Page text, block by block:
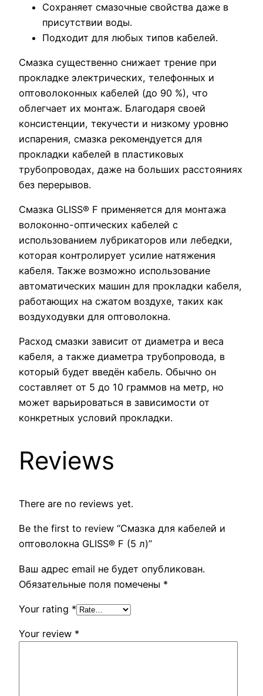
Сохраняет смазочные свойства даже в
присутствии воды.
Подходит для любых типов кабелей.
Смазка существенно снижает трение при
прокладке электрических, телефонных и
оптоволоконных кабелей (до 90 %), что
облегчает их монтаж. Благодаря своей
консистенции, текучести и низкому уровню
испарения, смазка рекомендуется для
прокладки кабелей в пластиковых
трубопроводах, даже на больших расстояниях
без перерывов.
Смазка GLISS® F применяется для монтажа
волоконно-оптических кабелей с
использованием лубрикаторов или лебедки,
которая контролирует усилие натяжения
кабеля. Также возможно использование
автоматических машин для прокладки кабеля,
работающих на сжатом воздухе, таких как
воздуходувки для оптоволокна.
Расход смазки зависит от диаметра и веса
кабеля, а также диаметра трубопровода, в
который будет введён кабель. Обычно он
составляет от 5 до 10 граммов на метр, но
может варьироваться в зависимости от
конкретных условий прокладки.
Reviews
There are no reviews yet.
Be the first to review “Смазка для кабелей и
оптоволокна GLISS® F (5 л)”
Ваш адрес email не будет опубликован.
Обязательные поля помечены *
Your rating *
Your review *